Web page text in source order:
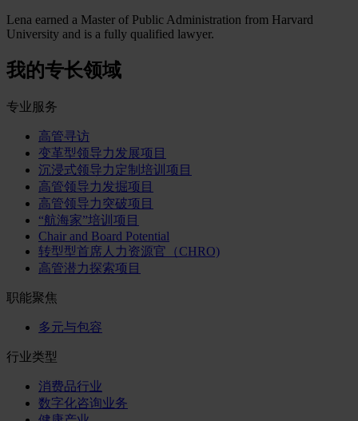
Lena earned a Master of Public Administration from Harvard
University and is a fully qualified lawyer.
我的专长领域
专业服务
高管寻访
变革型领导力发展项目
沉浸式领导力定制培训项目
高管领导力发掘项目
高管领导力突破项目
“航海家”培训项目
Chair and Board Potential
转型型首席人力资源官（CHRO)
高管潜力探索项目
职能聚焦
多元与包容
行业类型
消费品行业
数字化咨询业务